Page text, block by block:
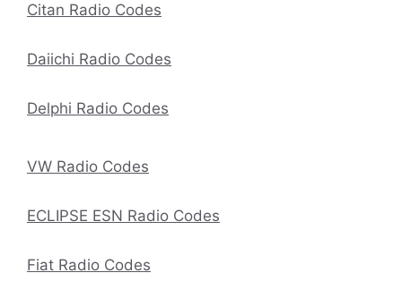
Citan Radio Codes
Daiichi Radio Codes
Delphi Radio Codes
VW Radio Codes
ECLIPSE ESN Radio Codes
Fiat Radio Codes